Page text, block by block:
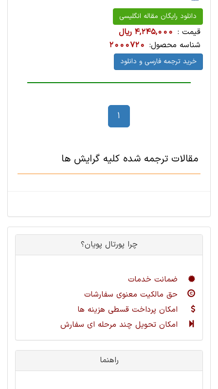
دانلود رایگان مقاله انگلیسی
قیمت : 4,245,000 ریال
شناسه محصول: 2000720
خرید ترجمه فارسی و دانلود
1
مقالات ترجمه شده کلیه گرایش ها
چرا پورتال پویان؟
ضمانت خدمات
حق مالکیت معنوی سفارشات
امکان پرداخت قسطی هزینه ها
امکان تحویل چند مرحله ای سفارش
راهنما